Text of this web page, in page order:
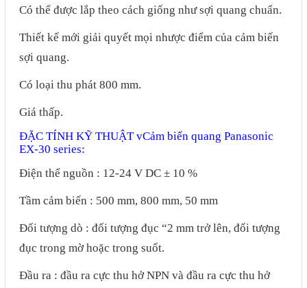
Có thể được lắp theo cách giống như sợi quang chuẩn.
Thiết kế mới giải quyết mọi nhược điểm của cảm biến
sợi quang.
Có loại thu phát 800 mm.
Giá thấp.
ĐẶC TÍNH KỸ THUẬT vCảm biến quang Panasonic
EX-30 series:
Điện thế nguồn : 12-24 V DC ± 10 %
Tầm cảm biến : 500 mm, 800 mm, 50 mm
Đối tượng dò : đối tượng đục “2 mm trở lên, đối tượng
đục trong mờ hoặc trong suốt.
Đầu ra : đầu ra cực thu hở NPN và đầu ra cực thu hở
Cáp lập trình PLC - HMI -
Servo
Cân Điện Tử
Thiết bị thu thập dữ liệu,
sát
Thiết bị cảnh báo
Thiết bị đo lường - Cảm biến
Bộ điều khiển nhiệt độ
Bộ đếm - Bộ hẹn giờ
Đồng hồ đo đa năng